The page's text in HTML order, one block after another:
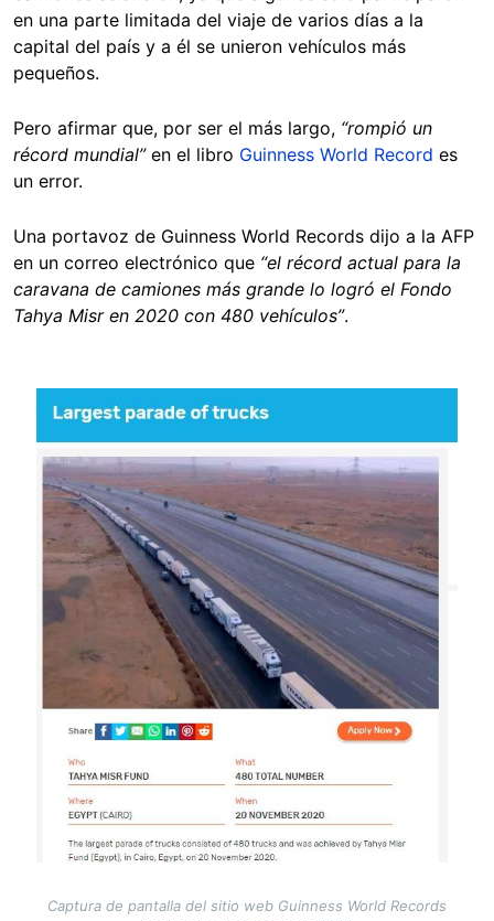
en una parte limitada del viaje de varios días a la
capital del país y a él se unieron vehículos más
pequeños.
Pero afirmar que, por ser el más largo, “rompió un
récord mundial”en el libro Guinness World Record es
un error.
Una portavoz de Guinness World Records dijo a la AFP
en un correo electrónico que “el récord actual para la
caravana de camiones más grande lo logró el Fondo
Tahya Misr en 2020 con 480 vehículos”.
Image
Captura de pantalla del sitio web Guinness World Records